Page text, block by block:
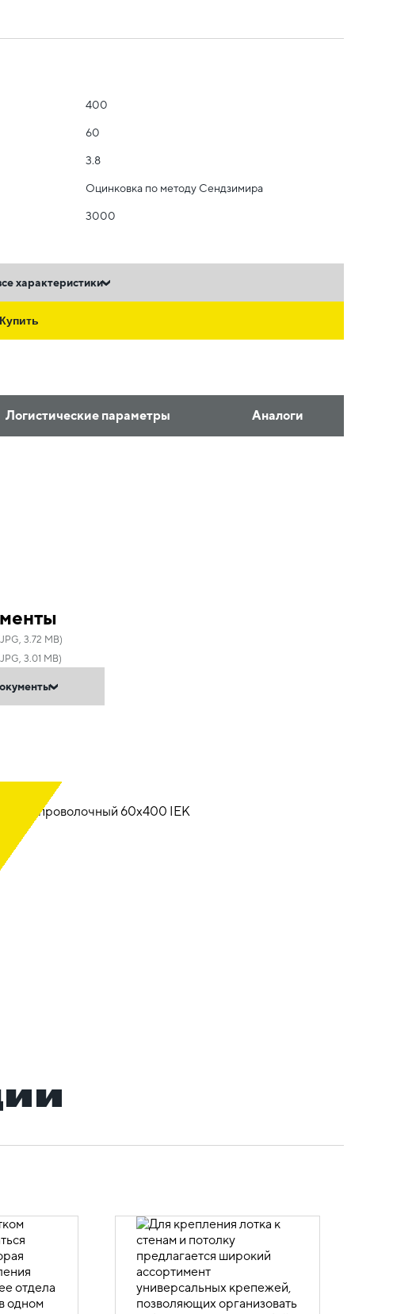
400
60
3.8
Оцинковка по методу Сендзимира
3000
характеристики
Купить
Логистические параметры Аналоги
3.72 MB)
3.01 MB)